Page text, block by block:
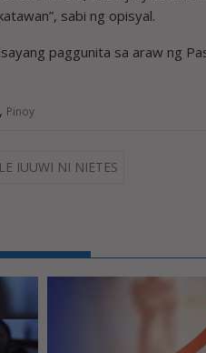
sabi ng opisyal.
paggunita sa araw ng
, Pinoy
IUUWI NI NIETES